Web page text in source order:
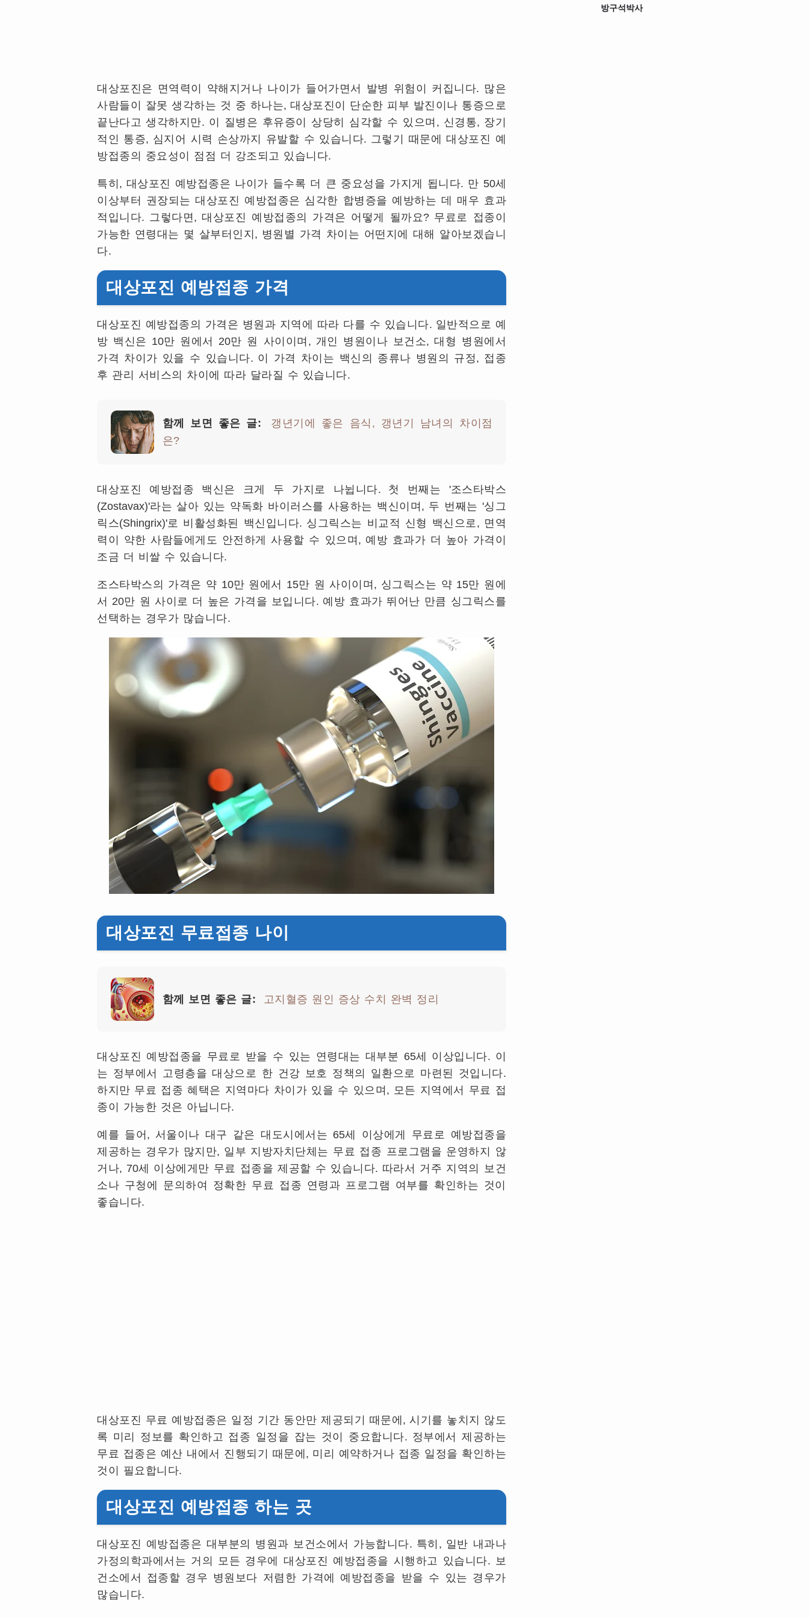
대상포진은 면역력이 약해지거나 나이가 들어가면서 발병 위험이 커집니다. 많은
사람들이 잘못 생각하는 것 중 하나는, 대상포진이 단순한 피부 발진이나 통증으로
끝난다고 생각하지만. 이 질병은 후유증이 상당히 심각할 수 있으며 , 신경통, 장기
적인 통증, 심지어 시력 손상까지 유발할 수 있습니다. 그렇기 때문에 대상포진 예
방접종의 중요성이 점점 더 강조되고 있습니다.
특히 , 대상포진 예방접종은 나이가 들수록 더 큰 중요성을 가지게 됩니다. 만 50세
이상부터 권장되는 대상포진 예방접종은 심각한 합병증을 예방하는 데 매우 효과
적입니다. 그렇다면 , 대상포진 예방접종의 가격은 어떻게 될까요 ? 무료로 접종이
가능한 연령대는 몇 살부터인지 , 병원별 가격 차이는 어떤지에 대해 알아보겠습니
다.
대상포진 예방접종 가격
대상포진 예방접종의 가격은 병원과 지역에 따라 다를 수 있습니다. 일반적으로 예
방 백신은 10만 원에서 20만 원 사이이며 , 개인 병원이나 보건소, 대형 병원에서
가격 차이가 있을 수 있습니다. 이 가격 차이는 백신의 종류나 병원의 규정, 접종
후 관리 서비스의 차이에 따라 달라질 수 있습니다.
함께 보면 좋은 글:
갱년기에 좋은 음식, 갱년기 남녀의 차이점
은?
대상포진 예방접종 백신은 크게 두 가지로 나뉩니다. 첫 번째는 '조스타박스
(Zostavax)'라는 살아 있는 약독화 바이러스를 사용하는 백신이며 , 두 번째는 '싱그
릭스(Shingrix)'로 비활성화된 백신입니다. 싱그릭스는 비교적 신형 백신으로 , 면역
력이 약한 사람들에게도 안전하게 사용할 수 있으며 , 예방 효과가 더 높아 가격이
조금 더 비쌀 수 있습니다.
조스타박스의 가격은 약 10만 원에서 15만 원 사이이며 , 싱그릭스는 약 15만 원에
서 20만 원 사이로 더 높은 가격을 보입니다. 예방 효과가 뛰어난 만큼 싱그릭스를
선택하는 경우가 많습니다.
대상포진 무료접종 나이
함께 보면 좋은 글: 고지혈증 원인 증상 수치 완벽 정리
대상포진 예방접종을 무료로 받을 수 있는 연령대는 대부분 65세 이상입니다. 이
는 정부에서 고령층을 대상으로 한 건강 보호 정책의 일환으로 마련된 것입니다.
하지만 무료 접종 혜택은 지역마다 차이가 있을 수 있으며 , 모든 지역에서 무료 접
종이 가능한 것은 아닙니다.
예를 들어 , 서울이나 대구 같은 대도시에서는 65세 이상에게 무료로 예방접종을
제공하는 경우가 많지만, 일부 지방자치단체는 무료 접종 프로그램을 운영하지 않
거나, 70세 이상에게만 무료 접종을 제공할 수 있습니다. 따라서 거주 지역의 보건
소나 구청에 문의하여 정확한 무료 접종 연령과 프로그램 여부를 확인하는 것이
좋습니다.
대상포진 무료 예방접종은 일정 기간 동안만 제공되기 때문에 , 시기를 놓치지 않도
록 미리 정보를 확인하고 접종 일정을 잡는 것이 중요합니다. 정부에서 제공하는
무료 접종은 예산 내에서 진행되기 때문에 , 미리 예약하거나 접종 일정을 확인하는
것이 필요합니다.
대상포진 예방접종 하는 곳
대상포진 예방접종은 대부분의 병원과 보건소에서 가능합니다. 특히 , 일반 내과나
가정의학과에서는 거의 모든 경우에 대상포진 예방접종을 시행하고 있습니다. 보
건소에서 접종할 경우 병원보다 저렴한 가격에 예방접종을 받을 수 있는 경우가
많습니다.
방구석박사